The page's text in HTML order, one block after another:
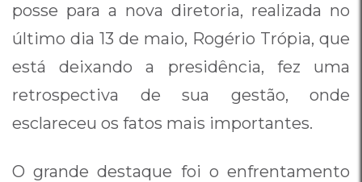
posse para a nova diretoria, realizada no
último dia 13 de maio, Rogério Trópia, que
está deixando a presidência, fez uma
retrospectiva de sua gestão, onde
esclareceu os fatos mais importantes.
O grande destaque foi o enfrentamento